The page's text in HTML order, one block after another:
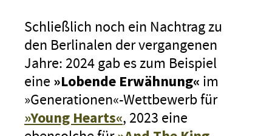
Schließlich noch ein Nachtrag zu
den Berlinalen der vergangenen
Jahre: 2024 gab es zum Beispiel
eine »Lobende Erwähnung« im
»Generationen«-Wettbewerb für
»Young Hearts«, 2023 eine